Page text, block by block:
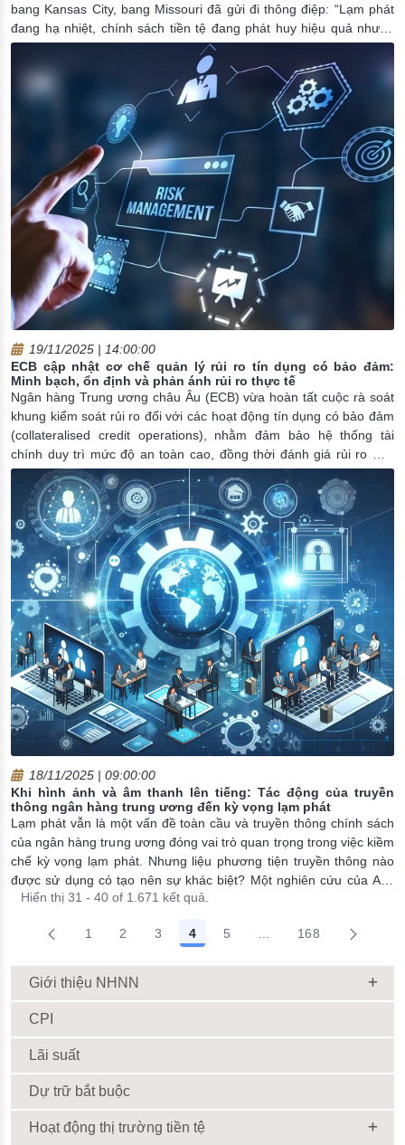
bang Kansas City, bang Missouri đã gửi đi thông điệp: “Lạm phát
đang hạ nhiệt, chính sách tiền tệ đang phát huy hiệu quả nhưng
Fed chưa sẵn sàng tuyên bố chiến thắng”. Nếu thị trường hy vọng
ông sẽ hé lộ thời điểm Fed có thể điều chỉnh lãi suất, Phó Chủ tịch
Fed Philip N. Jefferson lại chọn cách phát đi tín hiệu khác, đó là
thận trọng tuyệt đối và dựa hoàn toàn vào dữ liệu, để mở cả thời
điểm lẫn hướng đi tiếp theo của chính sách.
19/11/2025 | 14:00:00
ECB cập nhật cơ chế quản lý rủi ro tín dụng có bảo đảm:
Minh bạch, ổn định và phản ánh rủi ro thực tế
Ngân hàng Trung ương châu Âu (ECB) vừa hoàn tất cuộc rà soát
khung kiểm soát rủi ro đối với các hoạt động tín dụng có bảo đảm
(collateralised credit operations), nhằm đảm bảo hệ thống tài
chính duy trì mức độ an toàn cao, đồng thời đánh giá rủi ro một
cách công bằng và nhất quán giữa các loại tài sản. Đây là lần rà
soát thứ hai kể từ năm 2022, sau khi lần trước được triển khai và
áp dụng từ tháng 6/2023.
18/11/2025 | 09:00:00
Khi hình ảnh và âm thanh lên tiếng: Tác động của truyền
thông ngân hàng trung ương đến kỳ vọng lạm phát
Lạm phát vẫn là một vấn đề toàn cầu và truyền thông chính sách
của ngân hàng trung ương đóng vai trò quan trọng trong việc kiềm
chế kỳ vọng lạm phát. Nhưng liệu phương tiện truyền thông nào
được sử dụng có tạo nên sự khác biệt? Một nghiên cứu của Ash
và cộng sự năm 2024 cho thấy truyền thông có âm thanh và hình
Hiển thị 31 - 40 of 1.671 kết quả.
1 2 3 4 5 ...Trang trung gian Use
168
Giới thiệu NHNN
CPI
Lãi suất
Dự trữ bắt buộc
Hoạt động thị trường tiền tệ